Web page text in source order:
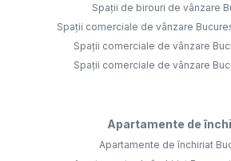
Spații de birouri de vânzare
Spații comerciale de vânzare
Spații comerciale de vânzare
Spații comerciale de vânzare
Apartamente de
Apartamente de închiriat